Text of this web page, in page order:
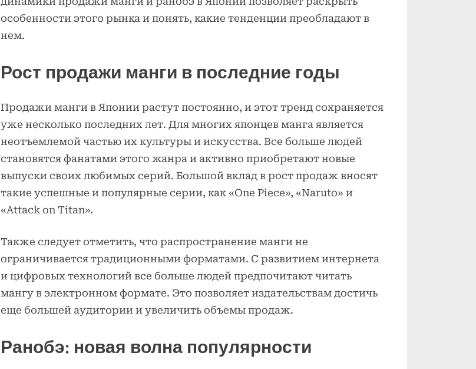
ранобэ
в
особенности этого рынка и понять, какие тенденции преобладают в
нем.
Рост продажи манги в последние годы
Продажи манги в Японии растут постоянно, и этот тренд сохраняется
уже несколько последних лет. Для многих японцев манга является
неотъемлемой частью их культуры и искусства. Все больше людей
становятся фанатами этого жанра и активно приобретают новые
выпуски своих любимых серий. Большой вклад в рост продаж вносят
такие успешные и популярные серии, как «One Piece», «Naruto» и
«Attack on Titan».
Также следует отметить, что распространение манги не
ограничивается традиционными форматами. С развитием интернета
и цифровых технологий все больше людей предпочитают читать
мангу в электронном формате. Это позволяет издательствам достичь
еще большей аудитории и увеличить объемы продаж.
Ранобэ: новая волна популярности